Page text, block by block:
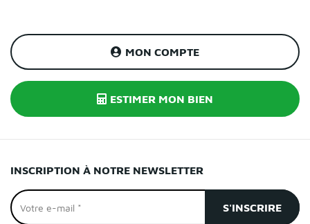
MON COMPTE
ESTIMER MON BIEN
INSCRIPTION À NOTRE NEWSLETTER